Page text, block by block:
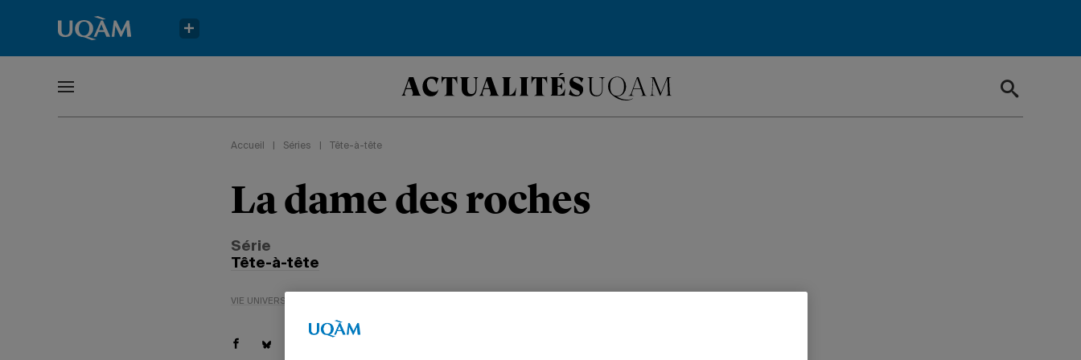
Accueil Séries Tête-à-tête
La dame des roches
Série
Tête-à-tête
VIE UNIVERSITAIRE